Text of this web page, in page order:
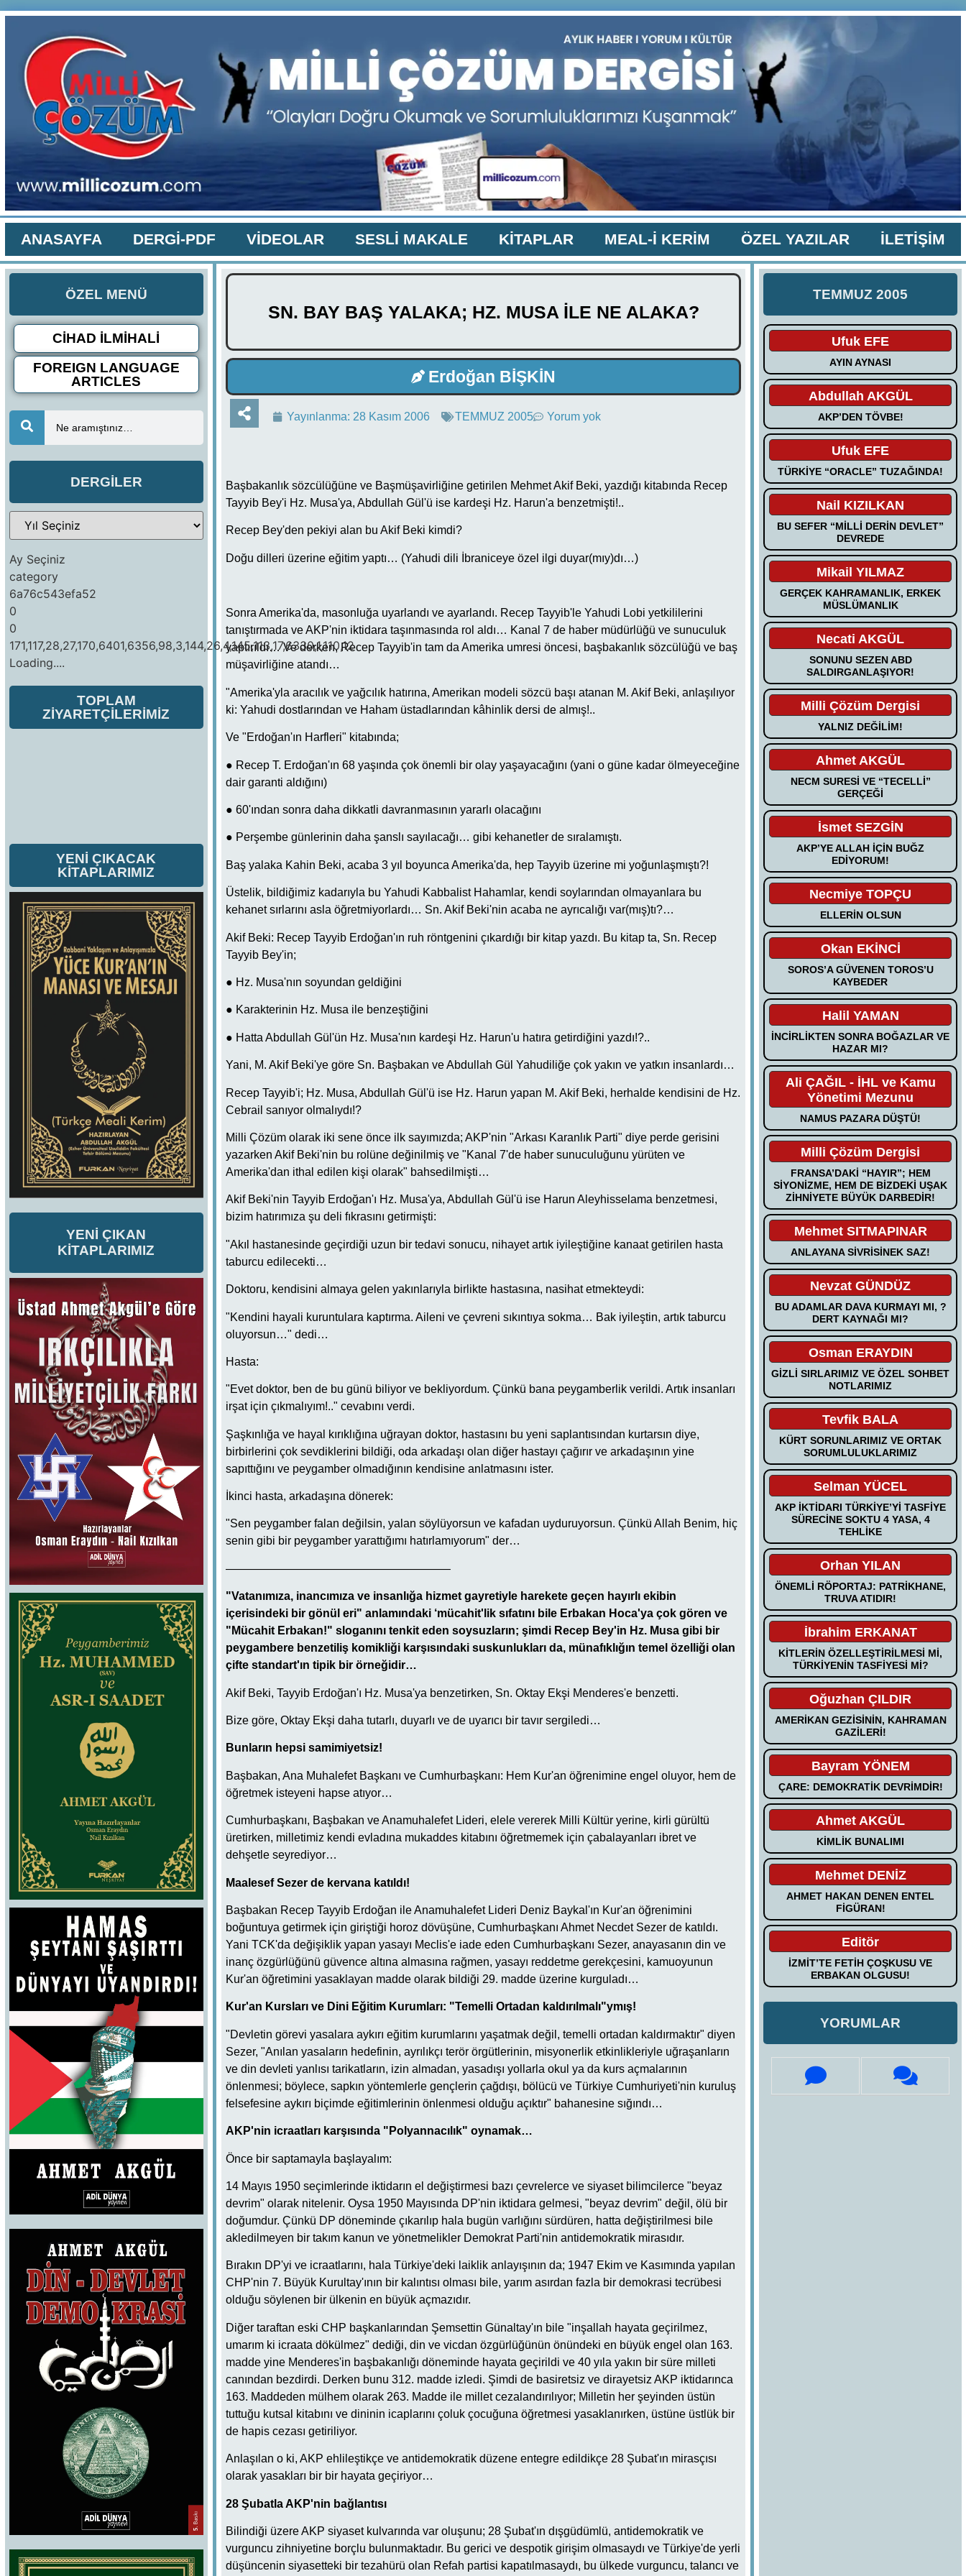
ANASAYFA DERGİ-PDF VİDEOLAR SESLİ MAKALE KİTAPLAR MEAL-İ KERİM ÖZEL YAZILAR İLETİŞİM
ÖZEL MENÜ
CİHAD İLMİHALİ
FOREIGN LANGUAGE
ARTICLES
Ne aramıştınız…
DERGİLER
Ay Seçiniz
category
6a76c543efa52
0
0
171,117,28,27,170,6401,6356,98,3,144,26,4,145,113,17,6330,1,110,12
Loading....
TOPLAM
ZİYARETÇİLERİMİZ
YENİ ÇIKACAK
KİTAPLARIMIZ
YENİ ÇIKAN
KİTAPLARIMIZ
SN. BAY BAŞ YALAKA; HZ. MUSA İLE NE ALAKA?
Erdoğan BİŞKİN
Yayınlanma: 28 Kasım 2006 TEMMUZ 2005 Yorum yok
Başbakanlık sözcülüğüne ve Başmüşavirliğine getirilen Mehmet Akif Beki, yazdığı kitabında Recep
Tayyib Bey'i Hz. Musa'ya, Abdullah Gül'ü ise kardeşi Hz. Harun'a benzetmişti!..
Recep Bey'den pekiyi alan bu Akif Beki kimdi?
Doğu dilleri üzerine eğitim yaptı… (Yahudi dili İbraniceye özel ilgi duyar(mıy)dı…)
Sonra Amerika'da, masonluğa uyarlandı ve ayarlandı. Recep Tayyib'le Yahudi Lobi yetkililerini
tanıştırmada ve AKP'nin iktidara taşınmasında rol aldı… Kanal 7 de haber müdürlüğü ve sunuculuk
yaptırıldı… Ve derken, Recep Tayyib'in tam da Amerika umresi öncesi, başbakanlık sözcülüğü ve baş
müşavirliğine atandı…
"Amerika'yla aracılık ve yağcılık hatırına, Amerikan modeli sözcü başı atanan M. Akif Beki, anlaşılıyor
ki: Yahudi dostlarından ve Haham üstadlarından kâhinlik dersi de almış!..
Ve "Erdoğan'ın Harfleri" kitabında;
● Recep T. Erdoğan'ın 68 yaşında çok önemli bir olay yaşayacağını (yani o güne kadar ölmeyeceğine
dair garanti aldığını)
● 60'ından sonra daha dikkatli davranmasının yararlı olacağını
● Perşembe günlerinin daha şanslı sayılacağı… gibi kehanetler de sıralamıştı.
Baş yalaka Kahin Beki, acaba 3 yıl boyunca Amerika'da, hep Tayyib üzerine mi yoğunlaşmıştı?!
Üstelik, bildiğimiz kadarıyla bu Yahudi Kabbalist Hahamlar, kendi soylarından olmayanlara bu
kehanet sırlarını asla öğretmiyorlardı… Sn. Akif Beki'nin acaba ne ayrıcalığı var(mış)tı?…
Akif Beki: Recep Tayyib Erdoğan'ın ruh röntgenini çıkardığı bir kitap yazdı. Bu kitap ta, Sn. Recep
Tayyib Bey'in;
● Hz. Musa'nın soyundan geldiğini
● Karakterinin Hz. Musa ile benzeştiğini
● Hatta Abdullah Gül'ün Hz. Musa'nın kardeşi Hz. Harun'u hatıra getirdiğini yazdı!?..
Yani, M. Akif Beki'ye göre Sn. Başbakan ve Abdullah Gül Yahudiliğe çok yakın ve yatkın insanlardı…
Recep Tayyib'i; Hz. Musa, Abdullah Gül'ü ise Hz. Harun yapan M. Akif Beki, herhalde kendisini de Hz.
Cebrail sanıyor olmalıydı!?
Milli Çözüm olarak iki sene önce ilk sayımızda; AKP'nin "Arkası Karanlık Parti" diye perde gerisini
yazarken Akif Beki'nin bu rolüne değinilmiş ve "Kanal 7'de haber sunuculuğunu yürüten ve
Amerika'dan ithal edilen kişi olarak" bahsedilmişti…
Akif Beki'nin Tayyib Erdoğan'ı Hz. Musa'ya, Abdullah Gül'ü ise Harun Aleyhisselama benzetmesi,
bizim hatırımıza şu deli fıkrasını getirmişti:
"Akıl hastanesinde geçirdiği uzun bir tedavi sonucu, nihayet artık iyileştiğine kanaat getirilen hasta
taburcu edilecekti…
Doktoru, kendisini almaya gelen yakınlarıyla birlikte hastasına, nasihat etmekteydi:
"Kendini hayali kuruntulara kaptırma. Aileni ve çevreni sıkıntıya sokma… Bak iyileştin, artık taburcu
oluyorsun…" dedi…
Hasta:
"Evet doktor, ben de bu günü biliyor ve bekliyordum. Çünkü bana peygamberlik verildi. Artık insanları
irşat için çıkmalıyım!.." cevabını verdi.
Şaşkınlığa ve hayal kırıklığına uğrayan doktor, hastasını bu yeni saplantısından kurtarsın diye,
birbirlerini çok sevdiklerini bildiği, oda arkadaşı olan diğer hastayı çağırır ve arkadaşının yine
sapıttığını ve peygamber olmadığının kendisine anlatmasını ister.
İkinci hasta, arkadaşına dönerek:
"Sen peygamber falan değilsin, yalan söylüyorsun ve kafadan uyduruyorsun. Çünkü Allah Benim, hiç
senin gibi bir peygamber yarattığımı hatırlamıyorum" der…
———————————————————–
"Vatanımıza, inancımıza ve insanlığa hizmet gayretiyle harekete geçen hayırlı ekibin
içerisindeki bir gönül eri" anlamındaki ‘mücahit'lik sıfatını bile Erbakan Hoca'ya çok gören ve
"Mücahit Erbakan!" sloganını tenkit eden soysuzların; şimdi Recep Bey'in Hz. Musa gibi bir
peygambere benzetiliş komikliği karşısındaki suskunlukları da, münafıklığın temel özelliği olan
çifte standart'ın tipik bir örneğidir…
Akif Beki, Tayyib Erdoğan'ı Hz. Musa'ya benzetirken, Sn. Oktay Ekşi Menderes'e benzetti.
Bize göre, Oktay Ekşi daha tutarlı, duyarlı ve de uyarıcı bir tavır sergiledi…
Bunların hepsi samimiyetsiz!
Başbakan, Ana Muhalefet Başkanı ve Cumhurbaşkanı: Hem Kur'an öğrenimine engel oluyor, hem de
öğretmek isteyeni hapse atıyor…
Cumhurbaşkanı, Başbakan ve Anamuhalefet Lideri, elele vererek Milli Kültür yerine, kirli gürültü
üretirken, milletimiz kendi evladına mukaddes kitabını öğretmemek için çabalayanları ibret ve
dehşetle seyrediyor…
Maalesef Sezer de kervana katıldı!
Başbakan Recep Tayyib Erdoğan ile Anamuhalefet Lideri Deniz Baykal'ın Kur'an öğrenimini
boğuntuya getirmek için giriştiği horoz dövüşüne, Cumhurbaşkanı Ahmet Necdet Sezer de katıldı.
Yani TCK'da değişiklik yapan yasayı Meclis'e iade eden Cumhurbaşkanı Sezer, anayasanın din ve
inanç özgürlüğünü güvence altına almasına rağmen, yasayı reddetme gerekçesini, kamuoyunun
Kur'an öğretimini yasaklayan madde olarak bildiği 29. madde üzerine kurguladı…
Kur'an Kursları ve Dini Eğitim Kurumları: "Temelli Ortadan kaldırılmalı"ymış!
"Devletin görevi yasalara aykırı eğitim kurumlarını yaşatmak değil, temelli ortadan kaldırmaktır" diyen
Sezer, "Anılan yasaların hedefinin, ayrılıkçı terör örgütlerinin, misyonerlik etkinlikleriyle uğraşanların
ve din devleti yanlısı tarikatların, izin almadan, yasadışı yollarla okul ya da kurs açmalarının
önlenmesi; böylece, sapkın yöntemlerle gençlerin çağdışı, bölücü ve Türkiye Cumhuriyeti'nin kuruluş
felsefesine aykırı biçimde eğitimlerinin önlenmesi olduğu açıktır" bahanesine sığındı…
AKP'nin icraatları karşısında "Polyannacılık" oynamak…
Önce bir saptamayla başlayalım:
14 Mayıs 1950 seçimlerinde iktidarın el değiştirmesi bazı çevrelerce ve siyaset bilimcilerce "beyaz
devrim" olarak nitelenir. Oysa 1950 Mayısında DP'nin iktidara gelmesi, "beyaz devrim" değil, ölü bir
doğumdur. Çünkü DP döneminde çıkarılıp hala bugün varlığını sürdüren, hatta değiştirilmesi bile
akledilmeyen bir takım kanun ve yönetmelikler Demokrat Parti'nin antidemokratik mirasıdır.
Bırakın DP'yi ve icraatlarını, hala Türkiye'deki laiklik anlayışının da; 1947 Ekim ve Kasımında yapılan
CHP'nin 7. Büyük Kurultay'ının bir kalıntısı olması bile, yarım asırdan fazla bir demokrasi tecrübesi
olduğu söylenen bir ülkenin en büyük açmazıdır.
Diğer taraftan eski CHP başkanlarından Şemsettin Günaltay'ın bile "inşallah hayata geçirilmez,
umarım ki icraata dökülmez" dediği, din ve vicdan özgürlüğünün önündeki en büyük engel olan 163.
madde yine Menderes'in başbakanlığı döneminde hayata geçirildi ve 40 yıla yakın bir süre milleti
canından bezdirdi. Derken bunu 312. madde izledi. Şimdi de basiretsiz ve dirayetsiz AKP iktidarınca
163. Maddeden mülhem olarak 263. Madde ile millet cezalandırılıyor; Milletin her şeyinden üstün
tuttuğu kutsal kitabını ve dininin icaplarını çoluk çocuğuna öğretmesi yasaklanırken, üstüne üstlük bir
de hapis cezası getiriliyor.
Anlaşılan o ki, AKP ehlileştikçe ve antidemokratik düzene entegre edildikçe 28 Şubat'ın mirasçısı
olarak yasakları bir bir hayata geçiriyor…
28 Şubatla AKP'nin bağlantısı
Bilindiği üzere AKP siyaset kulvarında var oluşunu; 28 Şubat'ın dışgüdümlü, antidemokratik ve
vurguncu zihniyetine borçlu bulunmaktadır. Bu gerici ve despotik girişim olmasaydı ve Türkiye'de yerli
düşüncenin siyasetteki bir tezahürü olan Refah partisi kapatılmasaydı, bu ülkede vurguncu, talancı ve
TEMMUZ 2005
Ufuk EFE
AYIN AYNASI
Abdullah AKGÜL
AKP’DEN TÖVBE!
Ufuk EFE
TÜRKİYE “ORACLE” TUZAĞINDA!
Nail KIZILKAN
BU SEFER “MİLLİ DERİN DEVLET”
DEVREDE
Mikail YILMAZ
GERÇEK KAHRAMANLIK, ERKEK
MÜSLÜMANLIK
Necati AKGÜL
SONUNU SEZEN ABD
SALDIRGANLAŞIYOR!
Milli Çözüm Dergisi
YALNIZ DEĞİLİM!
Ahmet AKGÜL
NECM SURESİ VE “TECELLİ”
GERÇEĞİ
İsmet SEZGİN
AKP’YE ALLAH İÇİN BUĞZ
EDİYORUM!
Necmiye TOPÇU
ELLERİN OLSUN
Okan EKİNCİ
SOROS’A GÜVENEN TOROS’U
KAYBEDER
Halil YAMAN
İNCİRLİKTEN SONRA BOĞAZLAR VE
HAZAR MI?
Ali ÇAĞIL - İHL ve Kamu
Yönetimi Mezunu
NAMUS PAZARA DÜŞTÜ!
Milli Çözüm Dergisi
FRANSA’DAKİ “HAYIR”; HEM
SİYONİZME, HEM DE BİZDEKİ UŞAK
ZİHNİYETE BÜYÜK DARBEDİR!
Mehmet SITMAPINAR
ANLAYANA SİVRİSİNEK SAZ!
Nevzat GÜNDÜZ
BU ADAMLAR DAVA KURMAYI MI, ?
DERT KAYNAĞI MI?
Osman ERAYDIN
GİZLİ SIRLARIMIZ VE ÖZEL SOHBET
NOTLARIMIZ
Tevfik BALA
KÜRT SORUNLARIMIZ VE ORTAK
SORUMLULUKLARIMIZ
Selman YÜCEL
AKP İKTİDARI TÜRKİYE’Yİ TASFİYE
SÜRECİNE SOKTU 4 YASA, 4
TEHLİKE
Orhan YILAN
ÖNEMLİ RÖPORTAJ: PATRİKHANE,
TRUVA ATIDIR!
İbrahim ERKANAT
KİTLERİN ÖZELLEŞTİRİLMESİ Mİ,
TÜRKİYENİN TASFİYESİ Mİ?
Oğuzhan ÇILDIR
AMERİKAN GEZİSİNİN, KAHRAMAN
GAZİLERİ!
Bayram YÖNEM
ÇARE: DEMOKRATİK DEVRİMDİR!
Ahmet AKGÜL
KİMLİK BUNALIMI
Mehmet DENİZ
AHMET HAKAN DENEN ENTEL
FİGÜRAN!
Editör
İZMİT’TE FETİH ÇOŞKUSU VE
ERBAKAN OLGUSU!
YORUMLAR